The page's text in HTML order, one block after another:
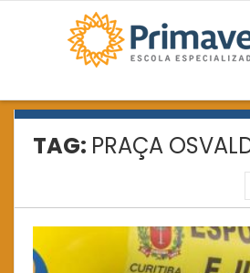
TAG: PRAÇA